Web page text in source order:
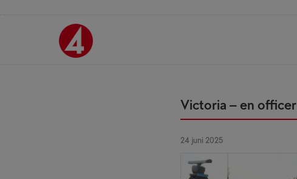
Victoria – en
24 juni 2025